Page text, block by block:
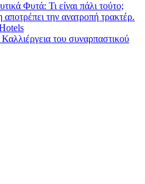
Φυτά: Τι είναι πάλι τούτο;
την ανατροπή τρακτέρ.
του συναρπαστικού